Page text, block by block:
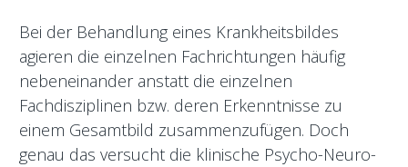
Bei der Behandlung eines Krankheitsbildes
agieren die einzelnen Fachrichtungen häufig
nebeneinander anstatt die einzelnen
Fachdisziplinen bzw. deren Erkenntnisse zu
einem Gesamtbild zusammenzufügen. Doch
genau das versucht die klinische Psycho-Neuro-